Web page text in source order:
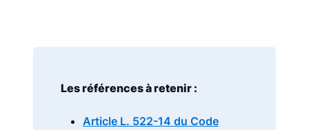
Les références à retenir :
Article L. 522-14 du Code